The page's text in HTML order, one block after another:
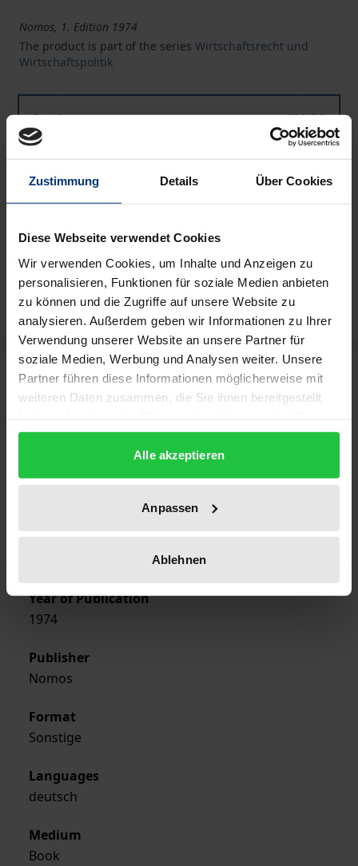
Zustimmung Details Über Cookies
Diese Webseite verwendet Cookies
Wir verwenden Cookies, um Inhalte und Anzeigen zu
personalisieren, Funktionen für soziale Medien anbieten
zu können und die Zugriffe auf unsere Website zu
analysieren. Außerdem geben wir Informationen zu Ihrer
Verwendung unserer Website an unsere Partner für
soziale Medien, Werbung und Analysen weiter. Unsere
Partner führen diese Informationen möglicherweise mit
weiteren Daten zusammen, die Sie ihnen bereitgestellt
gesammelt haben.
Alle akzeptieren
Anpassen
Ablehnen
Nomos, 1. Edition 1974
The product is part of the series Wirtschaftsrecht und
Wirtschaftspolitik
Book
€38.00
ISBN 978-3-7890-0122-2
Add to Cart
Add to Wish List
Delivery cost notice
Bibliographical data
ISBN
Publication Date
Year of Publication
1974
Publisher
Nomos
Format
Sonstige
Languages
deutsch
Medium
Book